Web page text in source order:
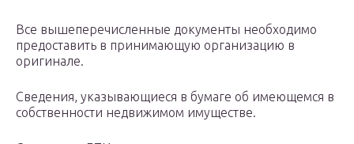
Все вышеперечисленные документы необходимо
предоставить в принимающую организацию в
оригинале.
Сведения, указывающиеся в бумаге об имеющемся в
собственности недвижимом имуществе.